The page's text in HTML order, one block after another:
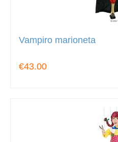
Vampiro marioneta
€43.00